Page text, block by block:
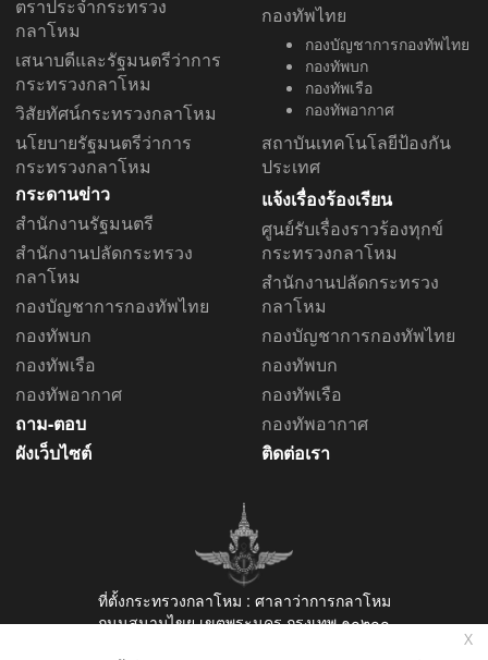
X
ตราประจำกระทรวง
กลาโหม
เสนาบดีและรัฐมนตรีว่าการ
กระทรวงกลาโหม
วิสัยทัศน์กระทรวงกลาโหม
นโยบายรัฐมนตรีว่าการ
กระทรวงกลาโหม
กองทัพไทย
กองบัญชาการกองทัพไทย
กองทัพบก
กองทัพเรือ
กองทัพอากาศ
สถาบันเทคโนโลยีป้องกัน
ประเทศ
กระดานข่าว
สำนักงานรัฐมนตรี
สำนักงานปลัดกระทรวง
กลาโหม
กองบัญชาการกองทัพไทย
กองทัพบก
กองทัพเรือ
กองทัพอากาศ
ถาม-ตอบ
ผังเว็บไซต์
แจ้งเรื่องร้องเรียน
ศูนย์รับเรื่องราวร้องทุกข์
กระทรวงกลาโหม
สำนักงานปลัดกระทรวง
กลาโหม
กองบัญชาการกองทัพไทย
กองทัพบก
กองทัพเรือ
กองทัพอากาศ
ติดต่อเรา
ที่ตั้งกระทรวงกลาโหม : ศาลาว่าการกลาโหม
ถนนสนามไขย เขตพระนคร กรุงเทพ ๑๐๒๐๐